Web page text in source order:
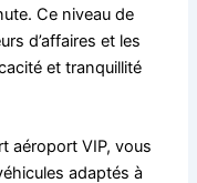
Ce niveau de
d’affaires et les
et tranquillité
aéroport VIP, vous
adaptés à